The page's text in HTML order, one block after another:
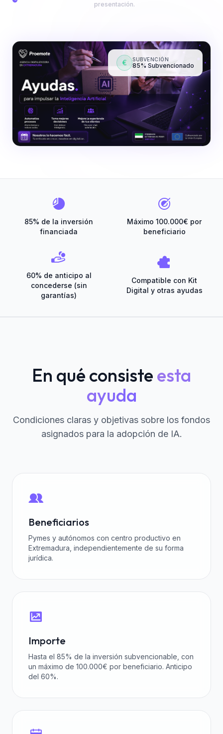
presentación.
€ SUBVENCIÓN
85% Subvencionado
85% de la inversión
financiada
Máximo 100.000€ por
beneficiario
60% de anticipo al
concederse (sin
garantías)
Compatible con Kit
Digital y otras ayudas
En qué consiste esta
ayuda
Condiciones claras y objetivas sobre los fondos
asignados para la adopción de IA.
Beneficiarios
Pymes y autónomos con centro productivo en
Extremadura, independientemente de su forma
jurídica.
Importe
Hasta el 85% de la inversión subvencionable, con
un máximo de 100.000€ por beneficiario. Anticipo
del 60%.